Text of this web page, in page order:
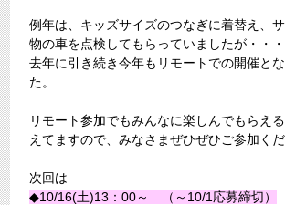
例年は、キッズサイズのつなぎに着替え、
物の車を点検してもらっていましたが・・・
去年に引き続き今年もリモートでの開催と
た。
リモート参加でもみんなに楽しんでもらえ
えてますので、みなさまぜひぜひご参加く
次回は
◆10/16(土)13：00～ （～10/1応募締切）